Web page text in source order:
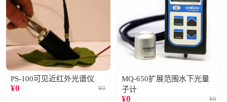
PS-100可见近红外光谱仪
¥0 ¥0
MQ-650扩展范围水下光量
子计
¥0 ¥0